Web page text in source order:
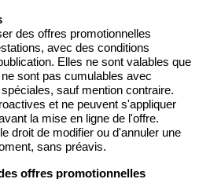
des offres promotionnelles
avec des conditions
Elles ne sont valables que
sont pas cumulables avec
sauf mention contraire.
et ne peuvent s'appliquer
la mise en ligne de l'offre.
droit de modifier ou d'annuler une
sans préavis.
offres promotionnelles